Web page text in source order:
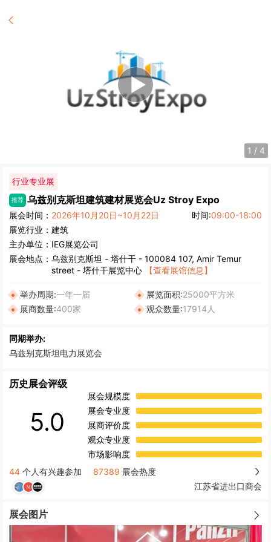
2 / 4
行业专业展
推荐 乌兹别克斯坦建筑建材展览会Uz Stroy Expo
展会时间： 2026年10月20日~10月22日 时间:09:00-18:00
展览行业： 建筑
主办单位： IEG展览公司
展会地点： 乌兹别克斯坦 - 塔什干 - 100084 107, Amir Temur
street - 塔什干展览中心
【查看展馆信息】
举办周期:一年一届 展览面积:25000平方米
展商数量:400家 观众数量:17914人
同期举办:
乌兹别克斯坦电力展览会
历史展会评级
5.0
展会规模度
展会专业度
展商评价度
观众专业度
市场影响度
44 个人有兴趣参加 87389 展会热度
江苏省进出口商会
展会图片